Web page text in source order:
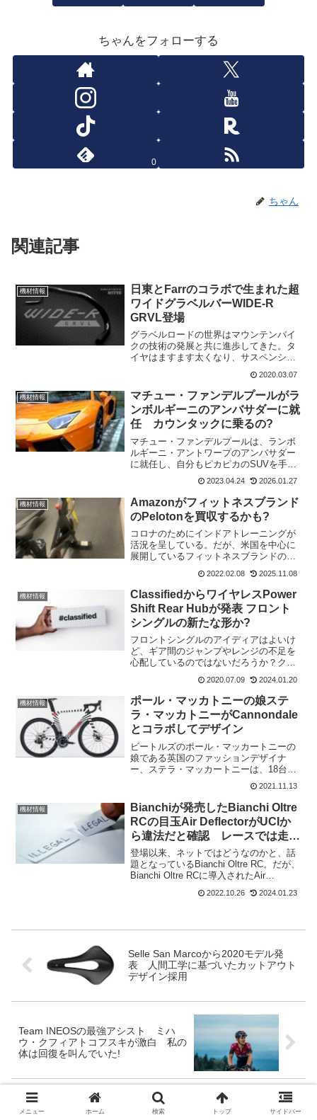
ちゃんをフォローする
0
ちゃん
関連記事
機材情報
日東とFarrのコラボで生まれた超
ワイドグラベルバーWIDE-R
GRVL登場
グラベルロードの世界はマウンテンバイ
クの技術の発展と共に進歩してきた。タ
イヤはますます太くなり、サスペンショ
ンが導入され、短いステムとより広いハ
ンドルバーに変化してきている。幅の広
いバーは空力的ではないが、コントロー
ル性は向上する。アメリカ...
2020.03.07
機材情報
マチュー・ファンデルプールがラ
ンボルギーニのアンバサダーに就
任 カウンタックに乗るの?
マチュー・ファンデルプールは、ランボ
ルギーニ・アントワープのアンバサダー
に就任し、自分もピカピカのSUVを手に
入れて、春のパフォーマンスの栄光に浸
っているようだ。ランボルギーニだか
ら、カウンタックに乗るのかと思ったけ
ど、そうではないみたい。...
2023.04.24 2026.01.27
機材情報
Amazonがフィットネスブランド
のPelotonを買収するかも?
コロナのためにインドアトレーニングが
活況を呈している。だが、米国を中心に
展開しているフィットネスブランドの
PelotonがAmazonやNIKEなどに買収され
るのではないかと噂されている。Peloton
は、2019年9月に米国NASDAQ市...
2022.02.08 2025.11.08
機材情報
ClassifiedからワイヤレスPower
Shift Rear Hubが発表 フロント
シングルの新たな形か?
フロントシングルのアイディアはよいけ
ど、ギア間のジャンプやレンジの不足を
心配しているのではないだろうか？クラ
シファイド(classified)は、新しいパワー
シフトリアハブ(Power Shift rear hub)が
その答えを持っていると...
2020.07.09 2024.01.20
機材情報
ポール・マッカトニーの娘ステ
ラ・マッカトニーがCannondale
とコラボしてデザイン
ビートルズのポール・マッカートニーの
娘である英国のファッションデザイナ
ー、ステラ・マッカートニーは、18台の
手描きの自転車でcannondaleとコラボし
た。カスタム自転車は、「ステラ シェア
ード 3」コレクションでコラボした若手
アーティス...
2021.11.13
機材情報
Bianchiが発売したBianchi Oltre
RCの目玉Air DeflectorがUCIか
ら違法だと確認 レースでは走れ
ない!
登場以来、ネットではどうなのかと、話
題となっているBianchi Oltre RC。だが、
Bianchi Oltre RCに導入されたAir
Deflectorが違法であり、UCI公認のレー
スイベントでの使用が許可されないこと
2022.10.26 2024.01.23
Selle San Marcoから2020モデル発
表 人間工学に基づいたカットアウト
デザイン採用
Team INEOSの最強アシスト ミハ
ウ・クフィアトコフスキが激白 私の
体は回復を叫んでいた!
コメント
メニュー ホーム 検索 トップ サイドバー